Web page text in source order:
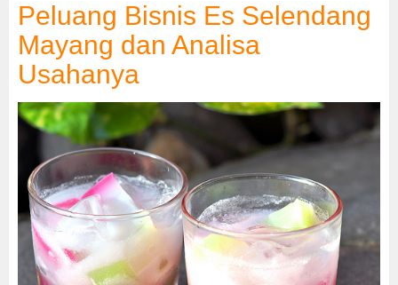
Peluang Bisnis Es Selendang
Mayang dan Analisa
Usahanya